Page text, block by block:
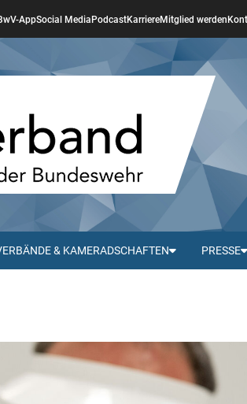
AppSocial Media PodcastKarriereMitglied werden
& KAMERADSCHAFTEN PRESSE